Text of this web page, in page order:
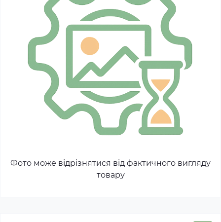
Фото може відрізнятися від фактичного вигляду
товару